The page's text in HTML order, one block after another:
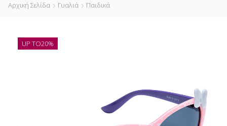
Αρχική Σελίδα Γυαλιά Παιδικά
UP TO20%